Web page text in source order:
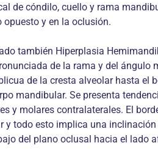
de cóndilo, cuello y rama
y en la oclusión.
también Hiperplasia
de la rama y del
de la cresta alveolar hasta
mandibular. Se presenta
y molares contralaterales. El
todo esto implica una
del plano oclusal hacia el lado